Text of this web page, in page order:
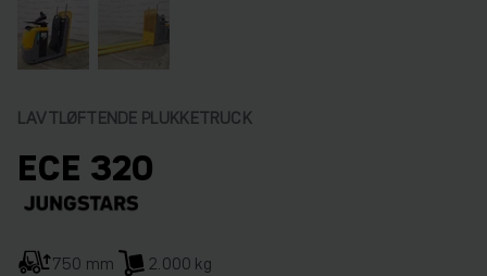
LAVTLØFTENDE PLUKKETRUCK
ECE 320
750 mm 2.000 kg